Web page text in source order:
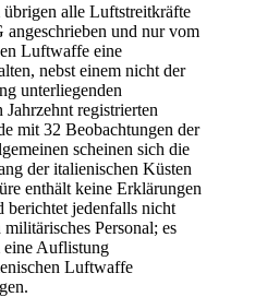
alle Luftstreitkräfte
angeschrieben und nur vom
Luftwaffe eine
nebst einem nicht der
unterliegenden
registrierten
mit 32 Beobachtungen der
scheinen sich die
der italienischen Küsten
enthält keine Erklärungen
berichtet jedenfalls nicht
Personal; es
eine Auflistung
Luftwaffe